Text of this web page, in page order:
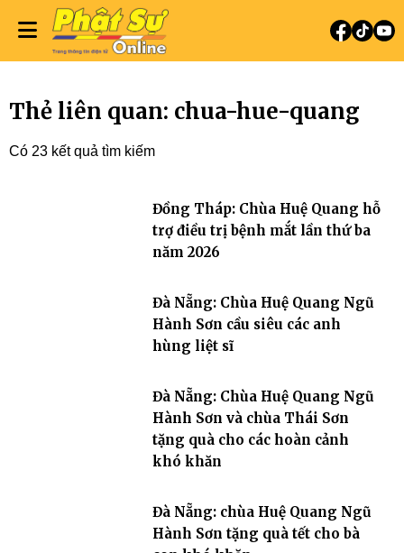
Thẻ liên quan: chua-hue-quang
Có 23 kết quả tìm kiếm
Đồng Tháp: Chùa Huệ Quang hỗ
trợ điều trị bệnh mắt lần thứ ba
năm 2026
Đà Nẵng: Chùa Huệ Quang Ngũ
Hành Sơn cầu siêu các anh
hùng liệt sĩ
Đà Nẵng: Chùa Huệ Quang Ngũ
Hành Sơn và chùa Thái Sơn
tặng quà cho các hoàn cảnh
khó khăn
Đà Nẵng: chùa Huệ Quang Ngũ
Hành Sơn tặng quà tết cho bà